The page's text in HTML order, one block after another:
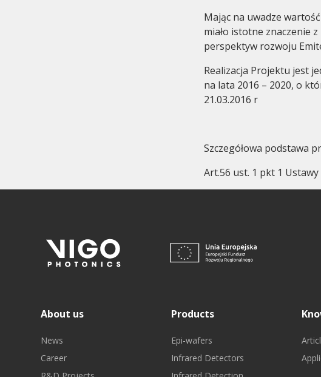
Mając na uwadze
miało istotne znaczenie
perspektyw rozwoju
Realizacja Projektu jest
na lata 2016 – 2020, o
21.03.2016 r
Szczegółowa podstawa
Art.56 ust. 1 pkt 1
About us
News
Career
Products
Epi-wafers
Infrared Detectors